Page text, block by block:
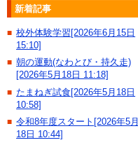
新着記事
■ 校外体験学習[2026年6月15日
15:10]
■ 朝の運動(なわとび・持久走)
[2026年5月18日 11:18]
■ たまねぎ試食[2026年5月18日
10:58]
■ 令和8年度スタート[2026年5月
18日 10:44]